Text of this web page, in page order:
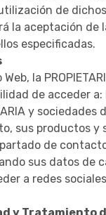
de
la aceptación de
especificadas.
la
de acceder
y sociedades
sus productos y
de
sus datos de
a redes